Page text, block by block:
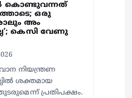
കൊണ്ടുവന്നത്
ഒരു
അം​
കെസി വേണു​
നിയന്ത്രണ
ശക്തമായ
പ്രതിപക്ഷം.